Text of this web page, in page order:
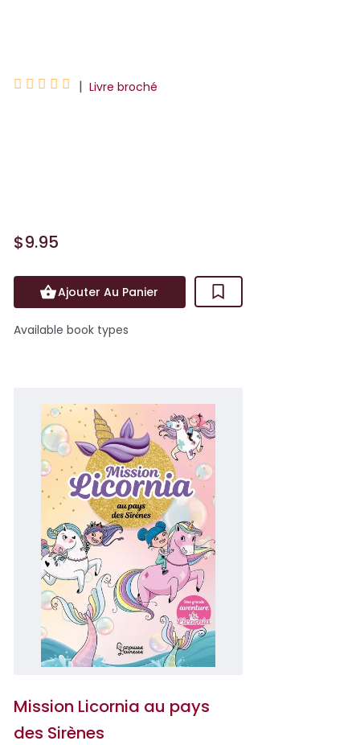
     | Livre broché
$9.95
Ajouter Au Panier
Available book types
Mission Licornia au pays
des Sirènes